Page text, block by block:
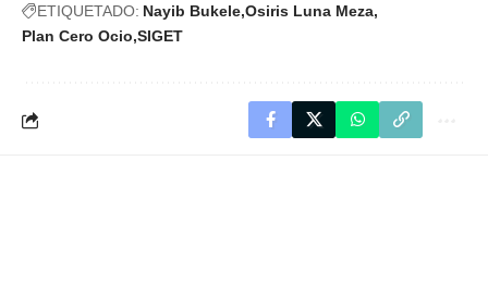
ETIQUETADO: Nayib Bukele Osiris Luna Meza
Plan Cero Ocio SIGET